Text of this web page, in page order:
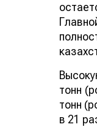
тонн
тонн
в 21